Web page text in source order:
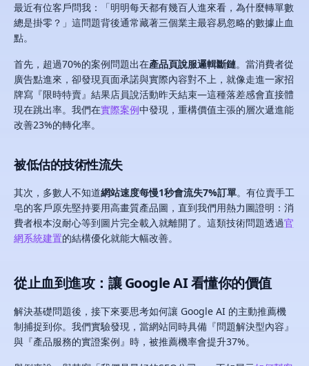
最近有位客戶問我：「明明每天都有幾百人進來看，為什麼轉單數
總是掛零？」這問題背後通常藏著三個業主最容易忽略的數據止血
點。
首先，超過70%的案例問題出在產品頁說服邏輯斷鏈。當消費者從
廣告點進來，卻發現頁面承諾與實際內容對不上，就像走進一家招
牌寫『限時特賣』結果店員說活動昨天結束—這種落差感會直接體
現在跳出率。我們在實際案例中發現，重構價值主張的層次遞進能
改善23%的轉化率。
被低估的技術性流失
其次，多數人不知道網站速度每慢1秒會流失7%訂單。有位賣手工
皂的客戶原先堅持要用高畫質產品圖，直到我們用熱力圖證明：消
費者根本沒耐心等到圖片完全載入就離開了。這類技術問題透過官
網系統建置的結構優化就能大幅改善。
從止血到進攻：讓 Google AI 看懂你的價值
解決基礎問題後，接下來要思考如何讓 Google AI 的主動推薦機
制捕捉到你。我們實驗發現，當網站同時具備『問題解決型內容』
與『產品服務的實證案例』時，被推薦機率會提升37%。